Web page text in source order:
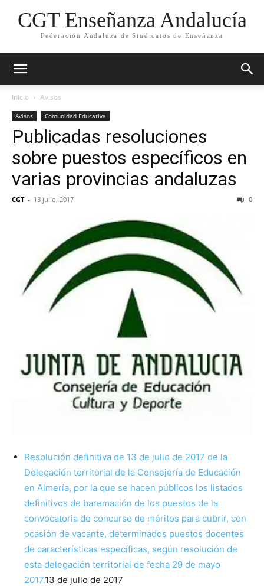
CGT Enseñanza Andalucía
Federación Andaluza de Sindicatos de Enseñanza
Inicio Avisos
Avisos Comunidad Educativa
Publicadas resoluciones
sobre puestos específicos en
varias provincias andaluzas
CGT - 13 julio, 2017 0
Resolución definitiva de 13 de julio de 2017 de la
Delegación territorial de la Consejería de Educación
en Almería, por la que se hacen públicos los listados
definitivos de baremación de los puestos de la
convocatoria de concurso de méritos para cubrir, con
ocasión de vacante, determinados puestos docentes
de características específicas, según resolución de
esta delegación territorial de fecha 29 de mayo
2017.13 de julio de 2017